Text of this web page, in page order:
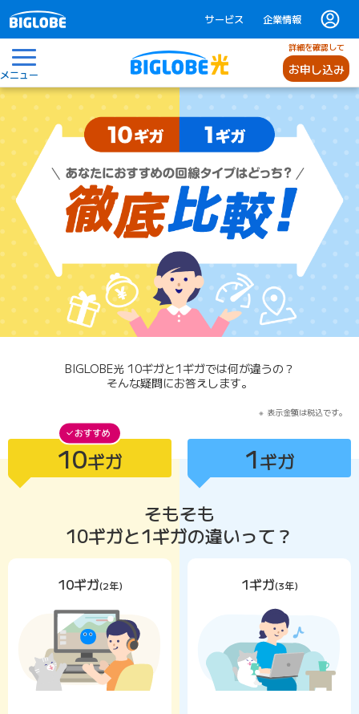
サービス 企業情報
メニュー
詳細を確認して
お申し込み
BIGLOBE光 10ギガと1ギガでは何が違うの？
そんな疑問にお答えします。
表示金額は税込です。
10ギガがおすすめ
10ギガ 1ギガ
そもそも
10ギガと1ギガの違いって？
10ギガ(2年) 1ギガ(3年)